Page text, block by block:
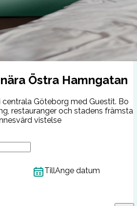
Östra Hamngatan
Göteborg med Guestit. Bo
restauranger och stadens främsta
vistelse
TillAnge datum